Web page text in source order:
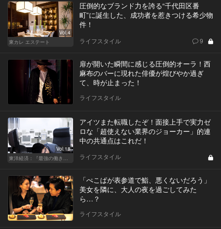
Vol.4
東カレ エステート
圧倒的なブランド力を誇る“千代田区番
町”に誕生した、成功者を惹きつける希少物
件！
ライフスタイル 9
扉が開いた瞬間に感じる圧倒的オーラ！西
麻布のバーに現れた俳優が煌びやか過ぎ
て、時が止まった！
ライフスタイル
Vol.18
東洋経済：『最強の働き方』『一流の育て方』
アイツまた転職したぞ！面接上手で実力ゼ
ロな「超使えない業界のジョーカー」的連
中の共通点はこれだ！
ライフスタイル
「ぺこぱが表参道で鮨、悪くないだろう」
美女を隣に、大人の夜を過ごしてみた
ら…？
ライフスタイル